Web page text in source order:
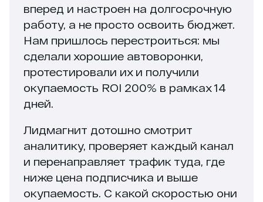
вперед и настроен на долгосрочную
работу, а не просто освоить бюджет.
Нам пришлось перестроиться: мы
сделали хорошие автоворонки,
протестировали их и получили
окупаемость ROI 200% в рамках 14
дней.
Лидмагнит дотошно смотрит
аналитику, проверяет каждый канал
и перенаправляет трафик туда, где
ниже цена подписчика и выше
окупаемость. С какой скоростью они